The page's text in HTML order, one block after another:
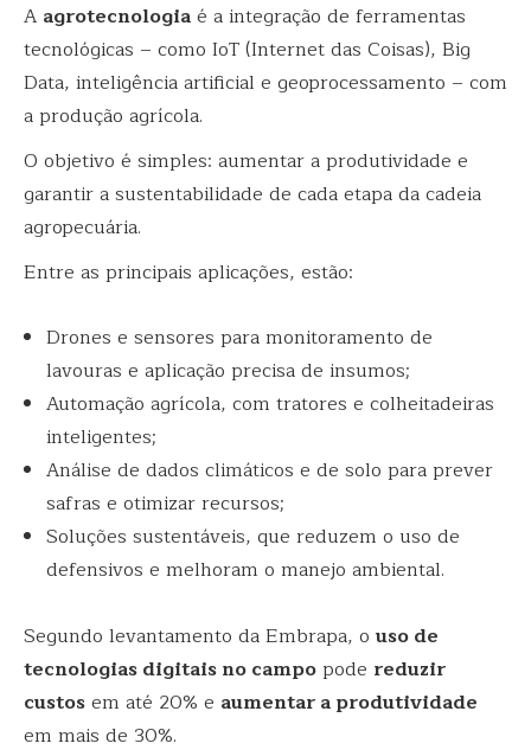
A agrotecnologiaé a integração de ferramentas
tecnológicas – como IoT (Internet das Coisas), Big
Data, inteligência artificial e geoprocessamento – com
a produção agrícola.
O objetivo é simples: aumentar a produtividade e
garantir a sustentabilidade de cada etapa da cadeia
agropecuária.
Entre as principais aplicações, estão:
Drones e sensores para monitoramento de
lavouras e aplicação precisa de insumos;
Automação agrícola, com tratores e colheitadeiras
inteligentes;
Análise de dados climáticos e de solo para prever
safras e otimizar recursos;
Soluções sustentáveis, que reduzem o uso de
defensivos e melhoram o manejo ambiental.
Segundo levantamento da Embrapa, o uso de
tecnologias digitais no campopode reduzir
custosem até 20% e aumentar a produtividade
em mais de 30%.